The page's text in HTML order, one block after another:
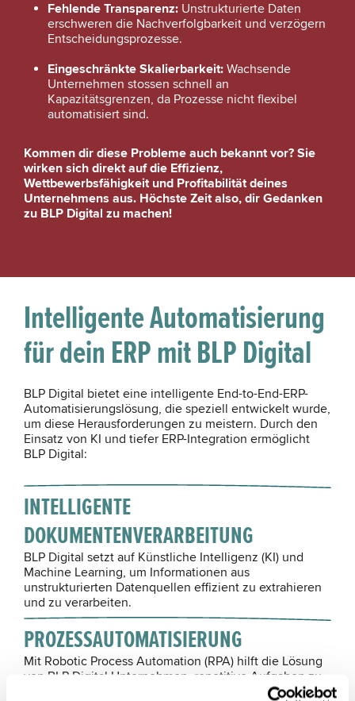
Fehlende Transparenz: Unstrukturierte Daten
erschweren die Nachverfolgbarkeit und verzögern
Entscheidungsprozesse.
Eingeschränkte Skalierbarkeit: Wachsende
Unternehmen stossen schnell an
Kapazitätsgrenzen, da Prozesse nicht flexibel
automatisiert sind.
Kommen dir diese Probleme auch bekannt vor? Sie
wirken sich direkt auf die Effizienz,
Wettbewerbsfähigkeit und Profitabilität deines
Unternehmens aus. Höchste Zeit also, dir Gedanken
zu BLP Digital zu machen!
Intelligente Automatisierung
für dein ERP mit BLP Digital
BLP Digital bietet eine intelligente End-to-End-ERP-
Automatisierungslösung, die speziell entwickelt wurde,
um diese Herausforderungen zu meistern. Durch den
Einsatz von KI und tiefer ERP-Integration ermöglicht
BLP Digital:
INTELLIGENTE
DOKUMENTENVERARBEITUNG
BLP Digital setzt auf Künstliche Intelligenz (KI) und
Machine Learning, um Informationen aus
unstrukturierten Datenquellen effizient zu extrahieren
und zu verarbeiten.
PROZESSAUTOMATISIERUNG
Mit Robotic Process Automation (RPA) hilft die Lösung
von BLP Digital Unternehmen, repetitive Aufgaben zu
automatisieren, wodurch Zeit und Ressourcen gespart